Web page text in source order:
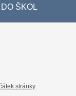
ŠKOL
stránky